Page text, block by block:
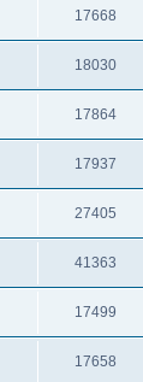
17668
18030
17864
17937
27405
41363
17499
17658